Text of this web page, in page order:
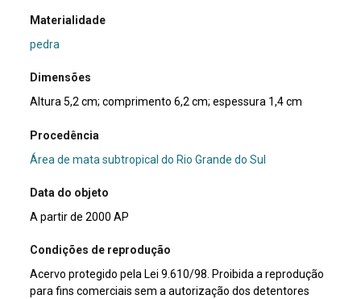
Materialidade
pedra
Dimensões
Altura 5,2 cm; comprimento 6,2 cm; espessura 1,4 cm
Procedência
Área de mata subtropical do Rio Grande do Sul
Data do objeto
A partir de 2000 AP
Condições de reprodução
Acervo protegido pela Lei 9.610/98. Proibida a reprodução
para fins comerciais sem a autorização dos detentores